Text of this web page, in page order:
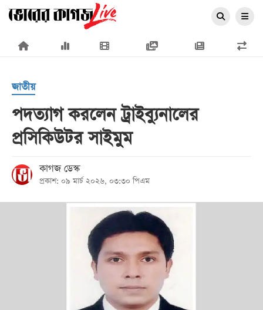
×
প্রচ্ছদ
জাতীয়
রাজনীতি
জাতীয়
পদত্যাগ করলেন ট্রাইব্যুনালের
প্রসিকিউটর সাইমুম
কাগজ ডেস্ক
প্রকাশ: ০৯ মার্চ ২০২৬, ০৩:৩০ পিএম